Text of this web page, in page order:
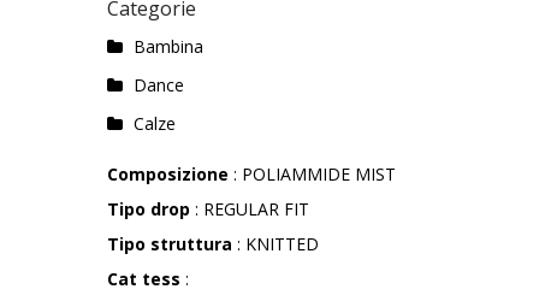
Categorie
Bambina
Dance
Calze
Composizione : POLIAMMIDE MIST
Tipo drop : REGULAR FIT
Tipo struttura : KNITTED
Cat tess :